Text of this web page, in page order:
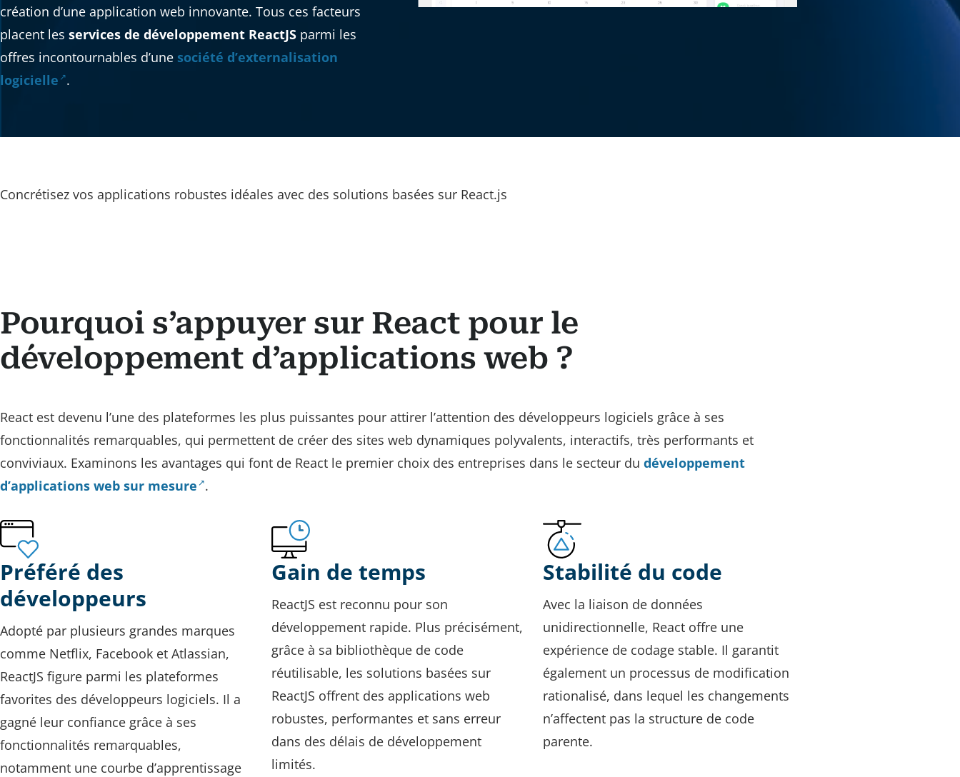
création d’une application web innovante. Tous ces facteurs
placent les services de développement ReactJS parmi les
offres incontournables d’une société d’externalisation
logicielle .
Concrétisez vos applications robustes idéales avec des solutions basées sur React.js
Pourquoi s’appuyer sur React pour le
développement d’applications web ?
React est devenu l’une des plateformes les plus puissantes pour attirer l’attention des développeurs logiciels grâce à ses
fonctionnalités remarquables, qui permettent de créer des sites web dynamiques polyvalents, interactifs, très performants et
conviviaux. Examinons les avantages qui font de React le premier choix des entreprises dans le secteur du développement
d’applications web sur mesure .
Préféré des
développeurs
Adopté par plusieurs grandes marques
comme Netflix, Facebook et Atlassian,
ReactJS figure parmi les plateformes
favorites des développeurs logiciels. Il a
gagné leur confiance grâce à ses
fonctionnalités remarquables,
notamment une courbe d’apprentissage
Gain de temps
ReactJS est reconnu pour son
développement rapide. Plus précisément,
grâce à sa bibliothèque de code
réutilisable, les solutions basées sur
ReactJS offrent des applications web
robustes, performantes et sans erreur
dans des délais de développement
limités.
Stabilité du code
Avec la liaison de données
unidirectionnelle, React offre une
expérience de codage stable. Il garantit
également un processus de modification
rationalisé, dans lequel les changements
n’affectent pas la structure de code
parente.